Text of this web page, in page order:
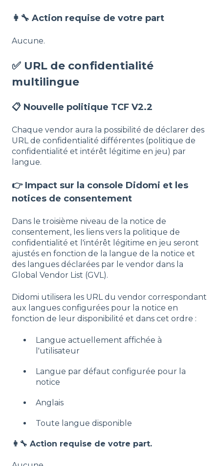
👩‍🔧 Action requise de votre part
Aucune.
✅ URL de confidentialité
multilingue
📋 Nouvelle politique TCF V2.2
Chaque vendor aura la possibilité de déclarer des
URL de confidentialité différentes (politique de
confidentialité et intérêt légitime en jeu) par
langue.
👉 Impact sur la console Didomi et les
notices de consentement
Dans le troisième niveau de la notice de
consentement, les liens vers la politique de
confidentialité et l'intérêt légitime en jeu seront
ajustés en fonction de la langue de la notice et
des langues déclarées par le vendor dans la
Global Vendor List (GVL).
Didomi utilisera les URL du vendor correspondant
aux langues configurées pour la notice en
fonction de leur disponibilité et dans cet ordre :
Langue actuellement affichée à
l'utilisateur
Langue par défaut configurée pour la
notice
Anglais
Toute langue disponible
👩‍🔧 Action requise de votre part.